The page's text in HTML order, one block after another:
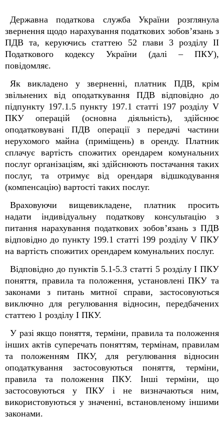
Державна податкова служба України розглянула
звернення щодо нарахування податкових зобов’язань з
ПДВ та, керуючись статтею 52 глави 3 розділу ІІ
Податкового кодексу України (далі – ПКУ),
повідомляє.
Як викладено у зверненні, платник ПДВ, крім
звільнених від оподаткування ПДВ відповідно до
підпункту 197.1.5 пункту 197.1 статті 197 розділу V
ПКУ операцій (основна діяльність), здійснює
оподатковувані ПДВ операції з передачі частини
нерухомого майна (приміщень) в оренду. Платник
сплачує вартість спожитих орендарем комунальних
послуг організаціям, які здійснюють постачання таких
послуг, та отримує від орендаря відшкодування
(компенсацію) вартості таких послуг.
Враховуючи вищевикладене, платник просить
надати індивідуальну податкову консультацію з
питання нарахування податкових зобов’язань з ПДВ
відповідно до пункту 199.1 статті 199 розділу V ПКУ
на вартість спожитих орендарем комунальних послуг.
Відповідно до пунктів 5.1-5.3 статті 5 розділу І ПКУ
поняття, правила та положення, установлені ПКУ та
законами з питань митної справи, застосовуються
виключно для регулювання відносин, передбачених
статтею 1 розділу І ПКУ.
У разі якщо поняття, терміни, правила та положення
інших актів суперечать поняттям, термінам, правилам
та положенням ПКУ, для регулювання відносин
оподаткування застосовуються поняття, терміни,
правила та положення ПКУ. Інші терміни, що
застосовуються у ПКУ і не визначаються ним,
використовуються у значенні, встановленому іншими
законами.